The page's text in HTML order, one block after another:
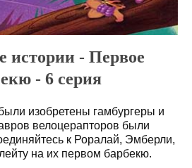
- Первое
- 6 серия
изобретены гамбургеры и
велоцерапторов были
к Роралай, Эмберли,
на их первом барбекю.